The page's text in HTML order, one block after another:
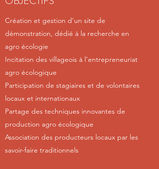
Création et gestion d’un site de
démonstration, dédié à la recherche en
agro écologie
Incitation des villageois à l’entrepreneuriat
agro écologique
Participation de stagiaires et de volontaires
locaux et internationaux
Partage des techniques innovantes de
production agro écologique
Association des producteurs locaux par les
savoir-faire traditionnels